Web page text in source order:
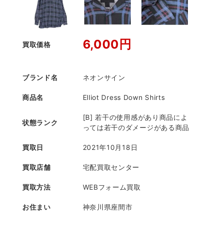
買取価格 6,000円
ブランド名 ネオンサイン
商品名 Elliot Dress Down Shirts
状態ランク
[B] 若干の使用感があり商品によ
っては若干のダメージがある商品
買取日 2021年10月18日
買取店舗 宅配買取センター
買取方法 WEBフォーム買取
お住まい 神奈川県座間市